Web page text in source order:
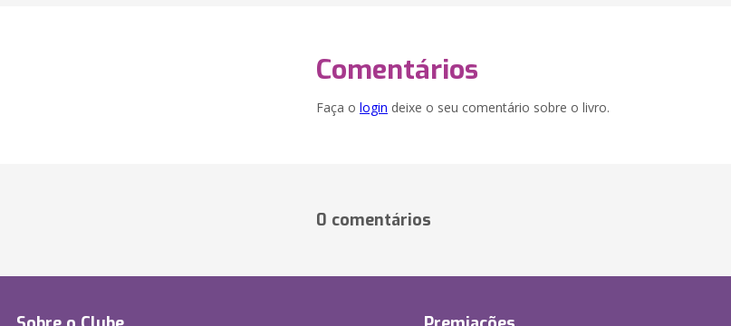
Comentários
Faça o login deixe o seu comentário sobre o livro.
0 comentários